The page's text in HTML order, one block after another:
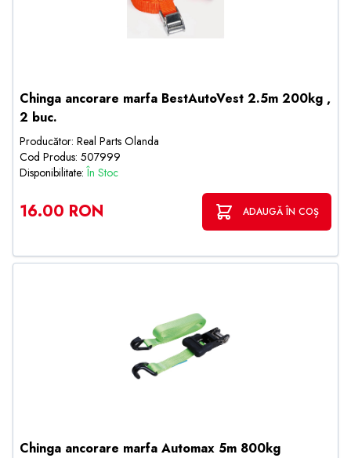
Chinga ancorare marfa BestAutoVest 2.5m 200kg ,
2 buc.
Producător: Real Parts Olanda
Cod Produs: 507999
Disponibilitate:În Stoc
16.00 RON ADAUGĂ ÎN COȘ
Chinga ancorare marfa Automax 5m 800kg